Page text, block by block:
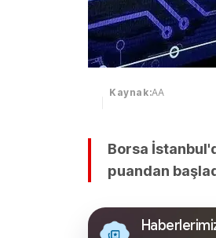
Kaynak:AA
Borsa
puandan